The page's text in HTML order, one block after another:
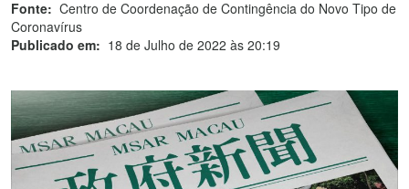
Fonte: Centro de Coordenação de Contingência do Novo Tipo de
Coronavírus
Publicado em: 18 de Julho de 2022 às 20:19